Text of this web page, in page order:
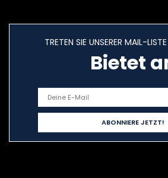
TRETEN SIE UNSERER MAIL-
Bietet